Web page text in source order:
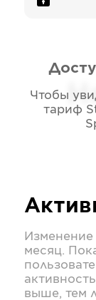
Чтобы
тариф
Изменение
месяц.
выше, тем